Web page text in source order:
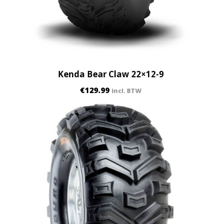
Kenda Bear Claw 22×12-9
€129.99 incl. BTW